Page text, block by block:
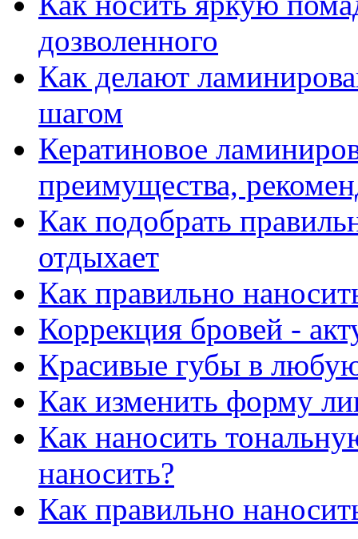
дозволенного
Как делают
шагом
Кератиновое
преимущества,
Как подобрать
отдыхает
Как правильно
Коррекция бровей -
Красивые губы в
Как изменить форму
Как наносить
наносить?
Как правильно